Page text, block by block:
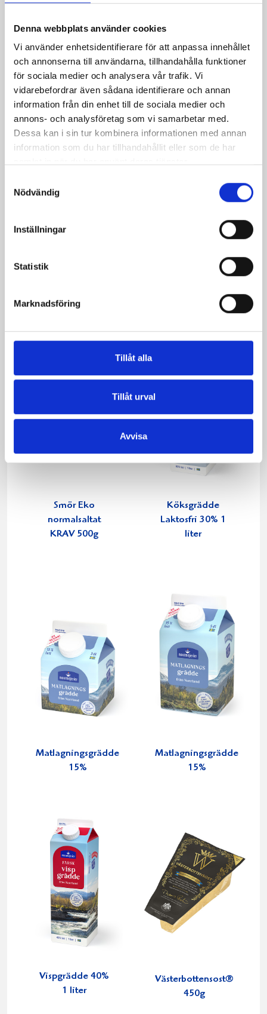
Denna webbplats använder cookies
Vi använder enhetsidentifierare för att anpassa innehållet
och annonserna till användarna, tillhandahålla funktioner
för sociala medier och analysera vår trafik. Vi
vidarebefordrar även sådana identifierare och annan
information från din enhet till de sociala medier och
annons- och analysföretag som vi samarbetar med.
Dessa kan i sin tur kombinera informationen med annan
information som du har tillhandahållit eller som de har
Nödvändig
Inställningar
Statistik
Marknadsföring
Tillåt alla
Tillåt urval
Avvisa
Mellanmjölk
1,5% laktosfri 3dl
Jordgubbsfil 2,7%
1000g
Smör Eko
normalsaltat
KRAV 500g
Köksgrädde
Laktosfri 30% 1
liter
Matlagningsgrädde
15%
Matlagningsgrädde
15%
Vispgrädde 40%
1 liter
Västerbottensost®
450g